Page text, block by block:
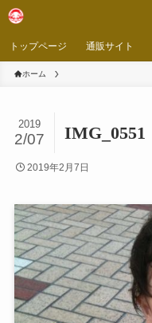
トップページ 通販サイト
ホーム
IMG_0551
2019
2/07
2019年2月7日